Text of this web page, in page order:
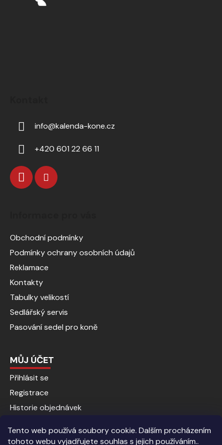
Tento web používá soubory cookie. Dalším procházením
tohoto webu vyjadřujete souhlas s jejich používáním..
info@kalenda-kone.cz
+420 601 22 66 11
Obchodní podmínky
Podmínky ochrany osobních údajů
Reklamace
Kontakty
Tabulky velikostí
Sedlářský servis
Pasování sedel pro koně
MŮJ ÚČET
Přihlásit se
Registrace
Historie objednávek